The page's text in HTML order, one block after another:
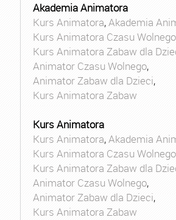
Akademia Animatora
Kurs Animatora,Akademia
Kurs Animatora Czasu Wolnego
Kurs Animatora Zabaw dla
Animator Czasu Wolnego,
Animator Zabaw dla Dzieci,
Kurs Animatora Zabaw
Kurs Animatora
Kurs Animatora,Akademia
Kurs Animatora Czasu Wolnego
Kurs Animatora Zabaw dla
Animator Czasu Wolnego,
Animator Zabaw dla Dzieci,
Kurs Animatora Zabaw